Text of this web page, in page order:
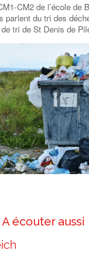
CM2 de l’école de
parlent du tri des
tri de St Denis de
A écouter aussi